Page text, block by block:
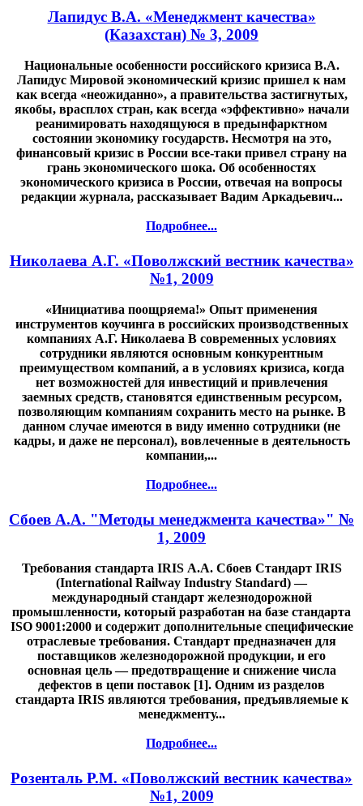
Лапидус В.А. «Менеджмент качества»
(Казахстан) № 3, 2009
Национальные особенности российского кризиса В.А.
Лапидус Мировой экономический кризис пришел к нам
как всегда «неожиданно», а правительства застигнутых,
якобы, врасплох стран, как всегда «эффективно» начали
реанимировать находящуюся в предынфарктном
состоянии экономику государств. Несмотря на это,
финансовый кризис в России все-таки привел страну на
грань экономического шока. Об особенностях
экономического кризиса в России, отвечая на вопросы
редакции журнала, рассказывает Вадим Аркадьевич...
Подробнее...
Николаева А.Г. «Поволжский вестник качества»
№1, 2009
«Инициатива поощряема!» Опыт применения
инструментов коучинга в российских производственных
компаниях А.Г. Николаева В современных условиях
сотрудники являются основным конкурентным
преимуществом компаний, а в условиях кризиса, когда
нет возможностей для инвестиций и привлечения
заемных средств, становятся единственным ресурсом,
позволяющим компаниям сохранить место на рынке. В
данном случае имеются в виду именно сотрудники (не
кадры, и даже не персонал), вовлеченные в деятельность
компании,...
Подробнее...
Сбоев А.А. "Методы менеджмента качества»" №
1, 2009
Требования стандарта IRIS А.А. Сбоев Стандарт IRIS
(International Railway Industry Standard) —
международный стандарт железнодорожной
промышленности, который разработан на базе стандарта
ISO 9001:2000 и содержит дополнительные специфические
отраслевые требования. Стандарт предназначен для
поставщиков железнодорожной продукции, и его
основная цель — предотвращение и снижение числа
дефектов в цепи поставок [1]. Одним из разделов
стандарта IRIS являются требования, предъявляемые к
менеджменту...
Подробнее...
Розенталь Р.М. «Поволжский вестник качества»
№1, 2009